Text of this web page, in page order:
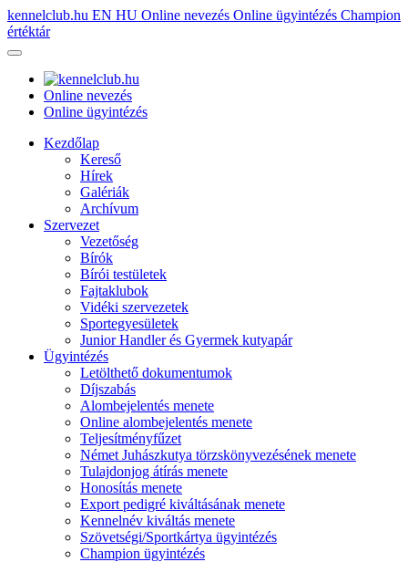
kennelclub.hu EN HU Online nevezés Online ügyintézés Champion
értéktár
Online nevezés
Online ügyintézés
Kezdőlap
Kereső
Hírek
Galériák
Archívum
Szervezet
Vezetőség
Bírók
Bírói testületek
Fajtaklubok
Vidéki szervezetek
Sportegyesületek
Junior Handler és Gyermek kutyapár
Ügyintézés
Letölthető dokumentumok
Díjszabás
Alombejelentés menete
Online alombejelentés menete
Teljesítményfűzet
Német Juhászkutya törzskönyvezésének menete
Tulajdonjog átírás menete
Honosítás menete
Export pedigré kiváltásának menete
Kennelnév kiváltás menete
Szövetségi/Sportkártya ügyintézés
Champion ügyintézés